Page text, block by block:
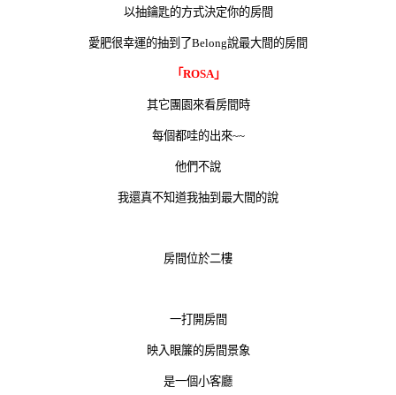
以抽鑰匙的方式決定你的房間
愛肥很幸運的抽到了Belong說最大間的房間
「ROSA」
其它團園來看房間時
每個都哇的出來~~
他們不說
我還真不知道我抽到最大間的說
房間位於二樓
一打開房間
映入眼簾的房間景象
是一個小客廳